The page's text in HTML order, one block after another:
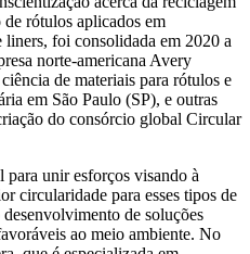
de rótulos aplicados em
liners, foi consolidada em 2020 a
norte-americana Avery
de materiais para rótulos e
em São Paulo (SP), e outras
do consórcio global Circular
para unir esforços visando à
circularidade para esses tipos de
de soluções
ao meio ambiente. No